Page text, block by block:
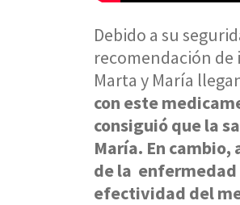
Debido a su
recomendación de
Marta y María
con este
consiguió que la
María. En cambio,
de la enfermedad
efectividad del